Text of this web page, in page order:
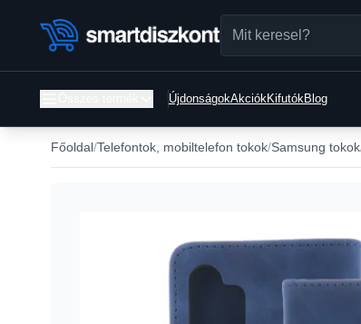
ÚjdonságokAkciókKifutókBlog
Főoldal Telefontok, mobiltelefon tokok Samsung tokok